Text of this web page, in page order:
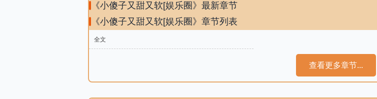
《小傻子又甜又软[娱乐圈》最新章节
《小傻子又甜又软[娱乐圈》章节列表
全文
查看更多章节...